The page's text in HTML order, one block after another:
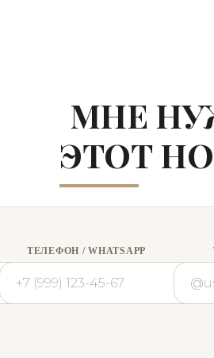
МНЕ
ЭТОТ
ТЕЛЕФОН / WHATSAPP